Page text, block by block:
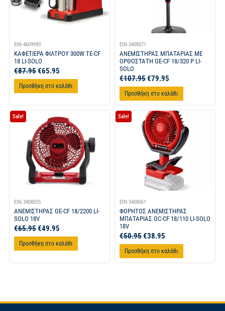
EIN-4609990
ΚΑΦΕΤΙΕΡΑ ΦΙΛΤΡΟΥ 300W TE-CF
18 LI-SOLO
€87.95€65.95
Προσθήκη στο καλάθι
EIN-3408071
ΑΝΕΜΙΣΤΗΡΑΣ ΜΠΑΤΑΡΙΑΣ ΜΕ
ΟΡΘΟΣΤΑΤΗ GE-CF 18/320 P LI-
SOLO
€107.95€79.95
Προσθήκη στο καλάθι
Sale!
EIN-3408035
ΑΝΕΜΙΣΤΗΡΑΣ GE-CF 18/2200 LI-
SOLO 18V
€65.95€49.95
Προσθήκη στο καλάθι
Sale!
EIN-3408061
ΦΟΡΗΤΟΣ ΑΝΕΜΙΣΤΗΡΑΣ
ΜΠΑΤΑΡΙΑΣ GC-CF 18/110 LI-SOLO
18V
€50.95€38.95
Προσθήκη στο καλάθι